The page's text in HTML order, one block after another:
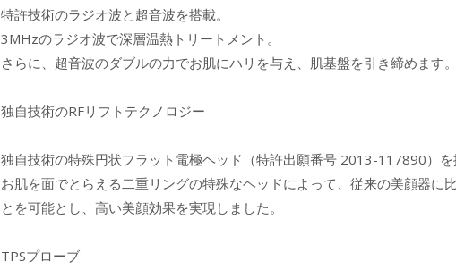
特許技術のラジオ波と超音波を搭載。
3MHzのラジオ波で深層温熱トリートメント。
さらに、超音波のダブルの力でお肌にハリを与え、肌基盤を引き締めます。
独自技術のRFリフトテクノロジー
独自技術の特殊円状フラット電極ヘッド（特許出願番号 2013-117890）を
お肌を面でとらえる二重リングの特殊なヘッドによって、従来の美顔器に
とを可能とし、高い美顔効果を実現しました。
TPSプローブ